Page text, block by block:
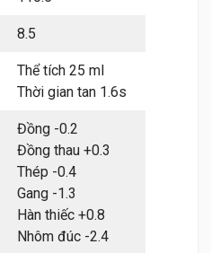
8.5
Thể tích 25 ml
Thời gian tan 1.6s
Đồng -0.2
Đồng thau +0.3
Thép -0.4
Gang -1.3
Hàn thiếc +0.8
Nhôm đúc -2.4